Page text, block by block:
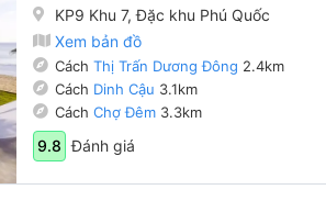
KP9 Khu 7, Đặc khu Phú Quốc
Xem bản đồ
CáchThị Trấn Dương Đông 2.4km
Cách Dinh Cậu 3.1km
CáchChợ Đêm 3.3km
9.8 Đánh giá